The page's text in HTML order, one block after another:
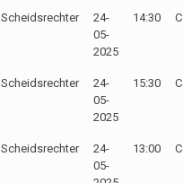
Scheidsrechter
24-
05-
2025
14:30
Scheidsrechter
24-
05-
2025
15:30
Scheidsrechter
24-
05-
13:00